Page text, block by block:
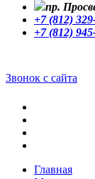
пр.
+7 (812)
+7 (812)
Звонок с сайта
Главная